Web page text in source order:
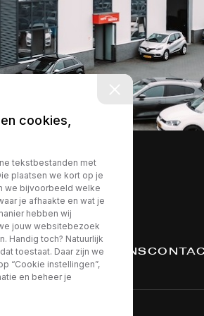
DIENSTENOVER ONS
cookies,
tekstbestanden met
plaatsen we kort op je
we bijvoorbeeld welke
je afhaakte en wat je
hebben wij
jouw websitebezoek
Handig toch? Natuurlijk
toestaat. Daar zijn we
“Cookie instellingen”,
en beheer je